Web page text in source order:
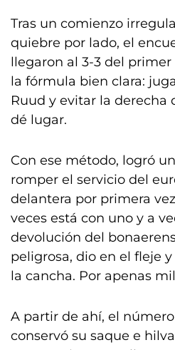
Tras un comienzo
quiebre por lado, el
llegaron al 3-3 del
la fórmula bien clara:
Ruud y evitar la derecha
dé lugar.
Con ese método, logró
romper el servicio del
delantera por primera
veces está con uno y a
devolución del
peligrosa, dio en el fleje
la cancha. Por apenas
A partir de ahí, el
conservó su saque e